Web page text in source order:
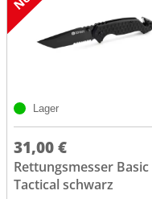
Lager
31,00 €
Rettungsmesser Basic
Tactical schwarz